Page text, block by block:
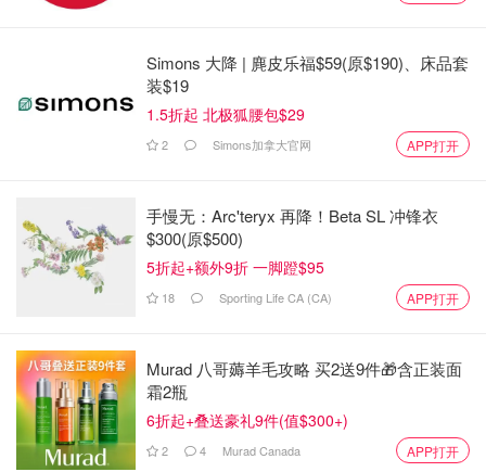
在9月19日上午的内阁会议上，当被问及加拿大政府为何要
公开这一指控时，特鲁多说，自今年夏天以来，官员们一直
与情报机构密切合作，"确保我们有坚实的基础来了解发生
表示他认为加拿大人有 "知情权"。
反对党迅速联合起来，对这一涉嫌侮辱加拿大主权的行为表
示震惊和沮丧，但9月19 保守党领袖皮埃尔-波利耶夫尔
供更多有关此事的信息。
他说："我们需要了解所有可能的证据，这样加拿大人才能
对此做出判断……总理没有提供任何事实。他提供了一份声
明，我只想强调，他私下告诉我的并不比他公开告诉加拿大
Simons 大降 | 麂皮乐福$59(原$190)、床品套
装$19
1.5折起 北极狐腰包$29
2 Simons加拿大官网 APP打开
手慢无：Arc'teryx 再降！Beta SL 冲锋衣
$300(原$500)
5折起+额外9折 一脚蹬$95
18 Sporting Life CA (CA) APP打开
Murad 八哥薅羊毛攻略 买2送9件🎁含正装面
霜2瓶
6折起+叠送豪礼9件(值$300+)
2 4 Murad Canada APP打开